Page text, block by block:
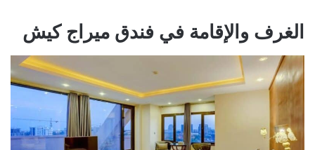
الغرف والإقامة في فندق ميراج كيش